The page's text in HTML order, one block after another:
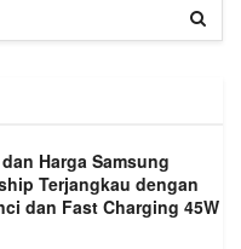
Harga Samsung
Terjangkau dengan
dan Fast Charging 45W